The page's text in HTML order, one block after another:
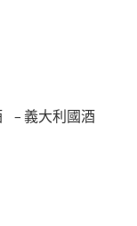
– 義大利國酒